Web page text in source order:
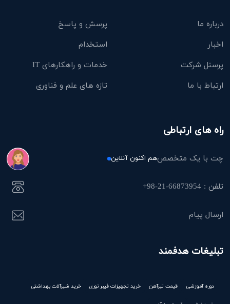
درباره ما
پرسش و پاسخ
اخبار
استخدام
پرسنل شرکت
خدمات و راهکارهای IT
ارتباط با ما
تازه های علم و فناوری
راه های ارتباطی
چت با یک متخصصهم اکنون آنلاین
تلفن : 66873954-21-98+
ارسال پیام
تبلیغات هدفمند
دوره آموزشی قیمت تیرآهن خرید تجهیزات فیبر نوری خرید شیرآلات بهداشتی